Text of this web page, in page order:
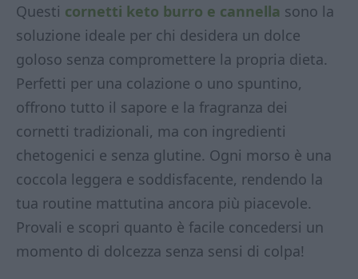
Questi cornetti keto burro e cannella sono la
soluzione ideale per chi desidera un dolce
goloso senza compromettere la propria dieta.
Perfetti per una colazione o uno spuntino,
offrono tutto il sapore e la fragranza dei
cornetti tradizionali, ma con ingredienti
chetogenici e senza glutine. Ogni morso è una
coccola leggera e soddisfacente, rendendo la
tua routine mattutina ancora più piacevole.
Provali e scopri quanto è facile concedersi un
momento di dolcezza senza sensi di colpa!